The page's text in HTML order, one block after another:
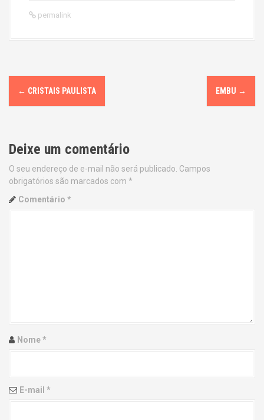
permalink
P
o
t
n
a
i
n
← CRISTAIS PAULISTA EMBU →
Deixe um comentário
O seu endereço de e-mail não será publicado. Campos
obrigatórios são marcados com *
Comentário *
Nome*
E-mail *